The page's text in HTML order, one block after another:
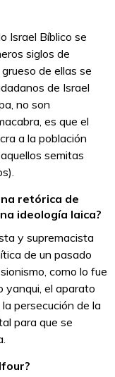
Israel Bíblico se
siglos de
de ellas se
de Israel
no son
es que el
a la población
semitas
retórica de
ideología laica?
y supremacista
de un pasado
como lo fue
yanqui, el aparato
persecución de la
para que se